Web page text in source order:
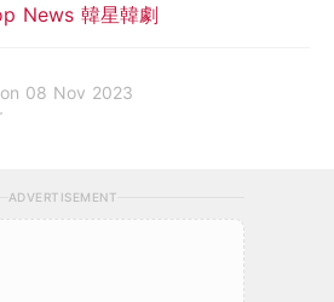
News 韓星韓劇
on 08 Nov 2023
ADVERTISEMENT